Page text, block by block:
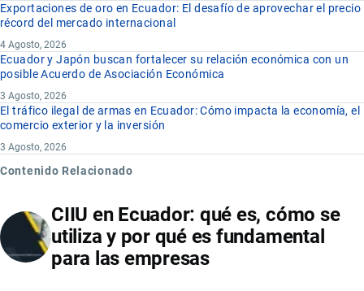
Exportaciones de oro en Ecuador: El desafío de aprovechar el precio
récord del mercado internacional
4 Agosto, 2026
Ecuador y Japón buscan fortalecer su relación económica con un
posible Acuerdo de Asociación Económica
3 Agosto, 2026
El tráfico ilegal de armas en Ecuador: Cómo impacta la economía, el
comercio exterior y la inversión
3 Agosto, 2026
Contenido Relacionado
CIIU en Ecuador: qué es, cómo se
utiliza y por qué es fundamental
para las empresas